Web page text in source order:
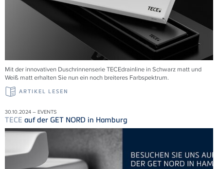
Mit der innovativen DuschrinnenserieTECEdrainline in Schwarz matt und
Weiß matt erhalten Sie nun ein noch breiteres Farbspektrum.
ARTIKEL LESEN
30.10.2024 – EVENTS
TECE auf der GET NORD in Hamburg